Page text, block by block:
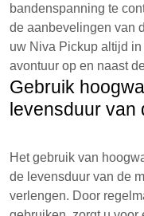
bandenspanning te
de aanbevelingen van
uw Niva Pickup altijd
avontuur op en naast
Gebruik
levensduur van
Het gebruik van
de levensduur van de
verlengen. Door